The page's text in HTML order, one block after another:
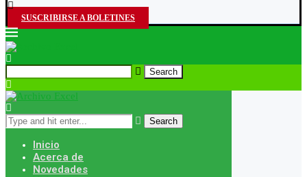
SUSCRIBIRSE A BOLETINES
Search
Search
Inicio
Acerca de
Novedades